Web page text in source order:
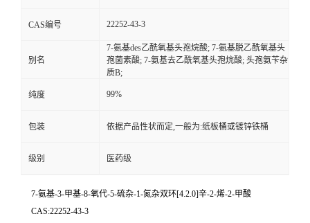
CAS编号 22252-43-3
别名
7-氨基des乙酰氧基头孢烷酸; 7-氨基脱乙酰氧基头
孢菌素酸; 7-氨基去乙酰氧基头孢烷酸; 头孢氨苄杂
质B;
纯度 99%
包装 依据产品性状而定,一般为:纸板桶或镀锌铁桶
级别 医药级
7-氨基-3-甲基-8-氧代-5-硫杂-1-氮杂双环[4.2.0]辛-2-烯-2-甲酸
CAS:22252-43-3